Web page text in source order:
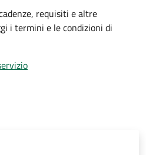
requisiti e altre
i termini e le condizioni di